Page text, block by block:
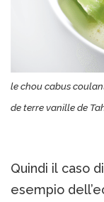
le chou cabus
de terre vanille de
Quindi il caso di
esempio